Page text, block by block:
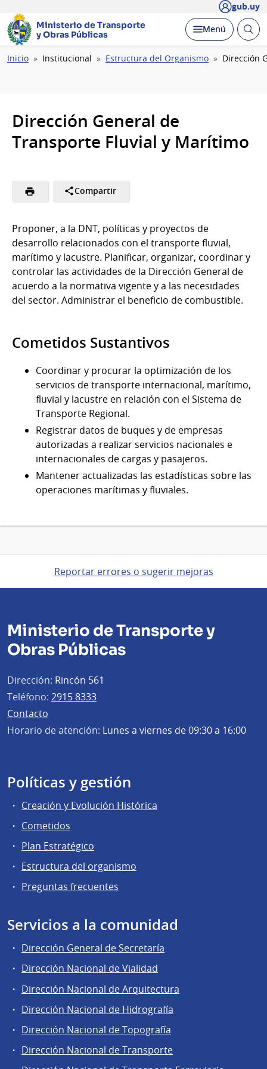
gub.uy
Ministerio de Transporte
y Obras Públicas
Desplegar
Menú Abrir
Ruta
Inicio Institucional Estructura del Organismo Dirección
Dirección General de
Transporte Fluvial y Marítimo
Compartir
Proponer, a la DNT, políticas y proyectos de
desarrollo relacionados con el transporte fluvial,
marítimo y lacustre. Planificar, organizar, coordinar y
controlar las actividades de la Dirección General de
acuerdo a la normativa vigente y a las necesidades
del sector. Administrar el beneficio de combustible.
Cometidos Sustantivos
Coordinar y procurar la optimización de los
servicios de transporte internacional, marítimo,
fluvial y lacustre en relación con el Sistema de
Transporte Regional.
Registrar datos de buques y de empresas
autorizadas a realizar servicios nacionales e
internacionales de cargas y pasajeros.
Mantener actualizadas las estadísticas sobre las
operaciones marítimas y fluviales.
Reportar errores o sugerir mejoras
Ministerio de Transporte y
Obras Públicas
Dirección: Rincón 561
Teléfono: 2915 8333
Contacto
Horario de atención: Lunes a viernes de 09:30 a 16:00
Políticas y gestión
Creación y Evolución Histórica
Cometidos
Plan Estratégico
Estructura del organismo
Preguntas frecuentes
Servicios a la comunidad
Dirección General de Secretaría
Dirección Nacional de Vialidad
Dirección Nacional de Arquitectura
Dirección Nacional de Hidrografía
Dirección Nacional de Topografía
Dirección Nacional de Transporte